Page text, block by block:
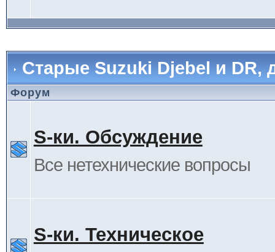
Старые Suzuki Djebel и DR,
Форум
S-ки. Обсуждение
Все нетехнические вопросы
S-ки. Техническое